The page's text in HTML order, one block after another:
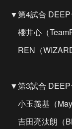
▼第4試合
櫻井心（
REN（
▼第3試合
小玉義基（
吉田亮汰朗（